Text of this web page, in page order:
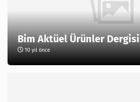
Bim Aktüel Ürünler Dergisi
10 yıl önce